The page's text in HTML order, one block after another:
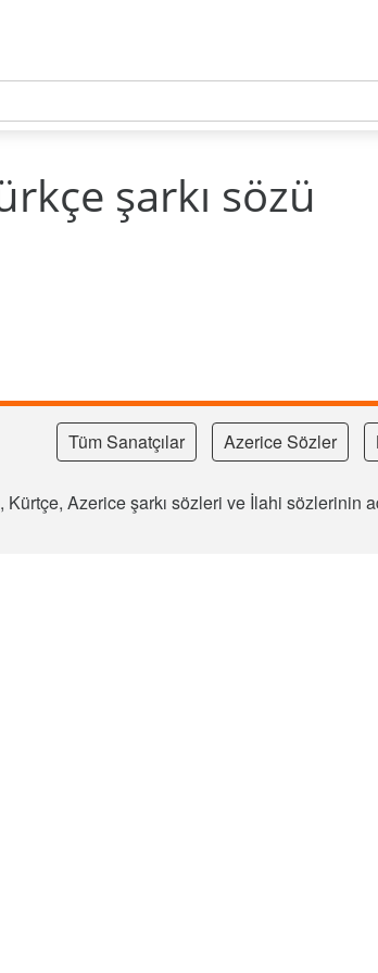
şarkı sözü
Tüm Sanatçılar Azerice Sözler
Kürtçe, Azerice şarkı sözleri ve İlahi sözlerinin